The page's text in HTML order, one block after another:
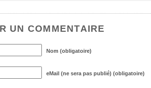
UN COMMENTAIRE
Nom (obligatoire)
eMail (ne sera pas publié) (obligatoire)